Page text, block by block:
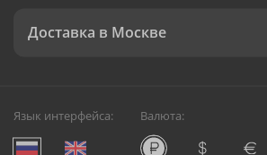
Доставка в Москве
Язык интерфейса: Валюта: